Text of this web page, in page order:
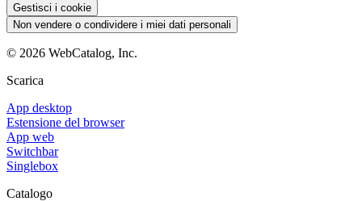
Gestisci i cookie
Non vendere o condividere i miei dati personali
© 2026 WebCatalog, Inc.
Scarica
App desktop
Estensione del browser
App web
Switchbar
Singlebox
Catalogo